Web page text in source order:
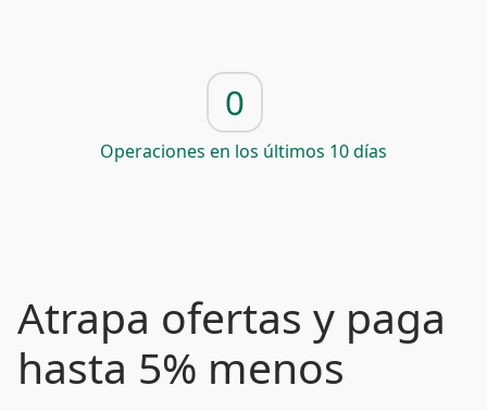
0
Operaciones en los últimos 10 días
Atrapa ofertas y paga
hasta 5% menos